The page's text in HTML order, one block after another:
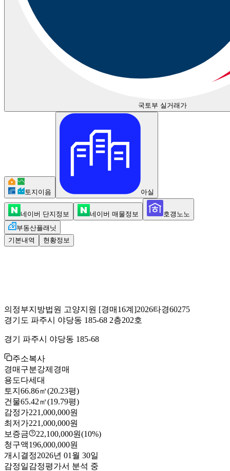
국토부 실거래가
토지이음 아실
네이버 단지정보 네이버 매물정보
호갱노노
부동산플래닛
기본내역
현황정보
의정부지방법원 고양지원 [경매16계]2026타경60275
경기도 파주시 야당동 185-68 2층202호
경기 파주시 야당동 185-68
주소복사
경매구분강제경매
용도다세대
토지 66.86㎡(20.23평)
건물65.42㎡(19.79평)
감정가221,000,000원
최저가221,000,000원
보증금
22,100,000원(10%)
청구액196,000,000원
개시결정2026년 01월 30일
감정일감정평가서 분석 중